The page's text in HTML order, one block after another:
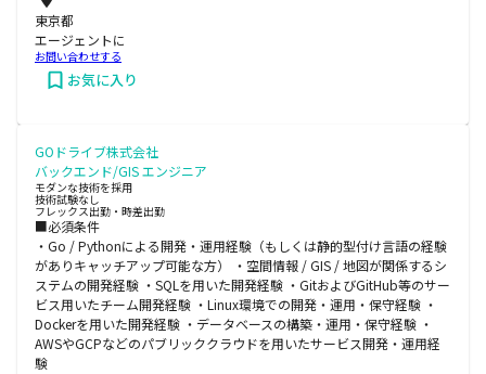
東京都
エージェントに
お問い合わせする
お気に入り
GOドライブ株式会社
バックエンド/GIS エンジニア
モダンな技術を採用
技術試験なし
フレックス出勤・時差出勤
■必須条件
・Go / Pythonによる開発・運用経験（もしくは静的型付け言語の経験
がありキャッチアップ可能な方） ・空間情報 / GIS / 地図が関係するシ
ステムの開発経験 ・SQLを用いた開発経験 ・GitおよびGitHub等のサー
ビス用いたチーム開発経験 ・Linux環境での開発・運用・保守経験 ・
Dockerを用いた開発経験 ・データベースの構築・運用・保守経験 ・
AWSやGCPなどのパブリッククラウドを用いたサービス開発・運用経
験